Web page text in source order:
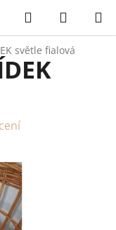
Hledat
KOŠÍK
světle fialová